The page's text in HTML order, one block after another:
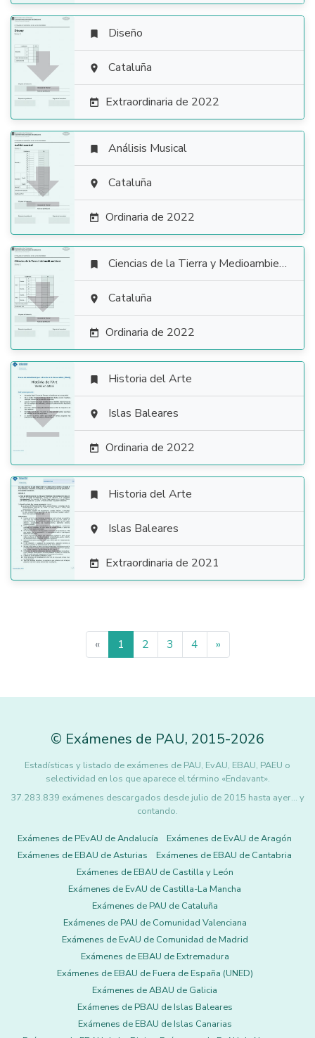

 Diseño
 Cataluña
 Extraordinaria de 2022

 Análisis Musical
 Cataluña
 Ordinaria de 2022

 Ciencias de la Tierra y Medioambientales
 Cataluña
 Ordinaria de 2022

 Historia del Arte
 Islas Baleares
 Ordinaria de 2022

 Historia del Arte
 Islas Baleares
 Extraordinaria de 2021
« 1 2 3 4 »
© Exámenes de PAU, 2015-2026
Estadísticas y listado de exámenes de PAU, EvAU, EBAU, PAEU o
selectividad en los que aparece el término «Endavant».
37.283.839 exámenes descargados desde julio de 2015 hasta ayer... y
contando.
Exámenes de PEvAU de Andalucía
Exámenes de EvAU de Aragón
Exámenes de EBAU de Asturias
Exámenes de EBAU de Cantabria
Exámenes de EBAU de Castilla y León
Exámenes de EvAU de Castilla-La Mancha
Exámenes de PAU de Cataluña
Exámenes de PAU de Comunidad Valenciana
Exámenes de EvAU de Comunidad de Madrid
Exámenes de EBAU de Extremadura
Exámenes de EBAU de Fuera de España (UNED)
Exámenes de ABAU de Galicia
Exámenes de PBAU de Islas Baleares
Exámenes de EBAU de Islas Canarias